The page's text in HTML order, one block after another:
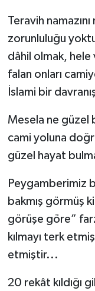
Teravih
zorunluluğu
dâhil olmak,
falan onları
İslami bir
Mesela ne güzel
cami yoluna
güzel hayat
Peygamberimiz
bakmış görmüş
görüşe göre”
kılmayı terk
etmiştir...
20 rekât kıldığı